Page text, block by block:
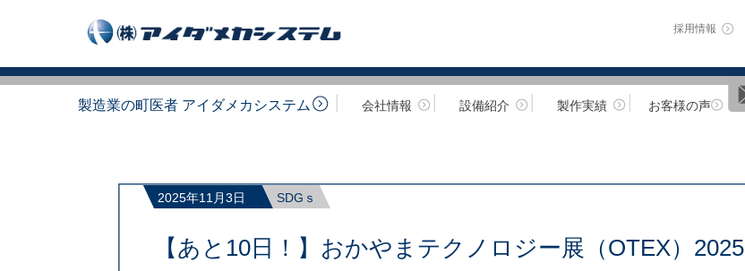
採用情報
製造業の町医者 アイダメカシステム 会社情報 設備紹介 製作実績 お客様の声
2025年11月3日 SDGｓ
【あと10日！】おかやまテクノロジー展（OTEX）2025